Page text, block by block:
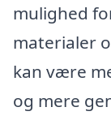
mulighed
materialer
kan være
og mere